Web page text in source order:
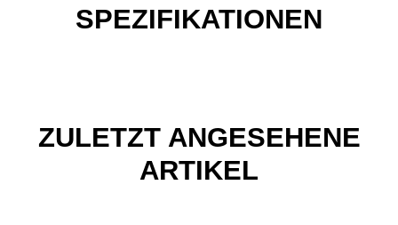
SPEZIFIKATIONEN
ZULETZT ANGESEHENE
ARTIKEL